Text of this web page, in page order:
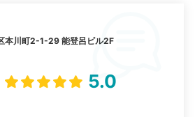
本川町2-1-29 能登呂ビル2F
5.0